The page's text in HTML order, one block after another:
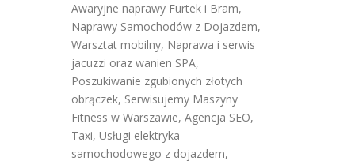
Awaryjne naprawy Furtek i Bram,
Naprawy Samochodów z Dojazdem,
Warsztat mobilny, Naprawa i serwis
jacuzzi oraz wanien SPA,
Poszukiwanie zgubionych złotych
obrączek, Serwisujemy Maszyny
Fitness w Warszawie, Agencja SEO,
Taxi, Usługi elektryka
samochodowego z dojazdem,